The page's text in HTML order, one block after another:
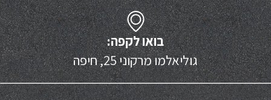
בואו לקפה:
גוליאלמו מרקוני 25, חיפה